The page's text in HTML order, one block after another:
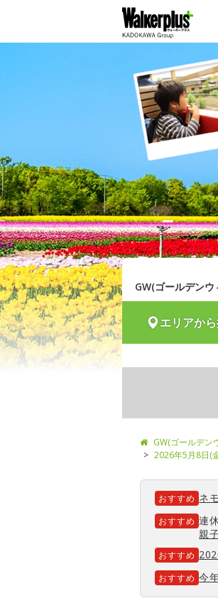
GW(ゴールデン
エリアか
GW(ゴールデン
2026年5月8日(
おすすめ ネ
おすすめ 連
親
おすすめ
おすすめ 今